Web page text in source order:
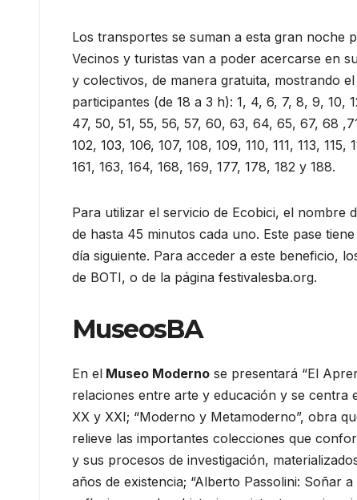
Los transportes se suman a esta gran noche
Vecinos y turistas van a poder acercarse en
y colectivos, de manera gratuita, mostrando
participantes (de 18 a 3 h): 1, 4, 6, 7, 8, 9, 10,
47, 50, 51, 55, 56, 57, 60, 63, 64, 65, 67, 68
102, 103, 106, 107, 108, 109, 110, 111, 113, 115,
161, 163, 164, 168, 169, 177, 178, 182 y 188.
Para utilizar el servicio de Ecobici, el nombre
de hasta 45 minutos cada uno. Este pase
día siguiente. Para acceder a este beneficio,
de BOTI, o de la página festivalesba.org.
MuseosBA
En el Museo Moderno se presentará “El
relaciones entre arte y educación y se centra
XX y XXI; “Moderno y Metamoderno”, obra
relieve las importantes colecciones que
y sus procesos de investigación,
años de existencia; “Alberto Passolini: Soñar